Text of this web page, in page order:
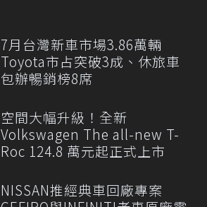
7月台灣新車市場3.86萬輛
Toyota市占突破3成、休旅車
包辦暢銷榜8席
空間大幅升級！全新
Volkswagen The all-new T-
Roc 124.8 萬元起正式上市
NISSAN推經典車回廠專案